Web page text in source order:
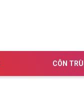
CÔN